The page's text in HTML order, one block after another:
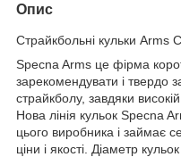
Опис
Страйкбольні кульки
Specna Arms це фірма
зарекомендувати і твердо
страйкболу, завдяки високій
Нова лінія кульок Specna
цього виробника і займає
ціни і якості. Діаметр